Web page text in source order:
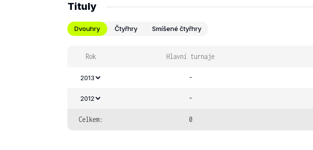
Tituly
Dvouhry Čtyřhry Smíšené čtyřhry
Rok Hlavní turnaje
2013 -
2012 -
Celkem: 0